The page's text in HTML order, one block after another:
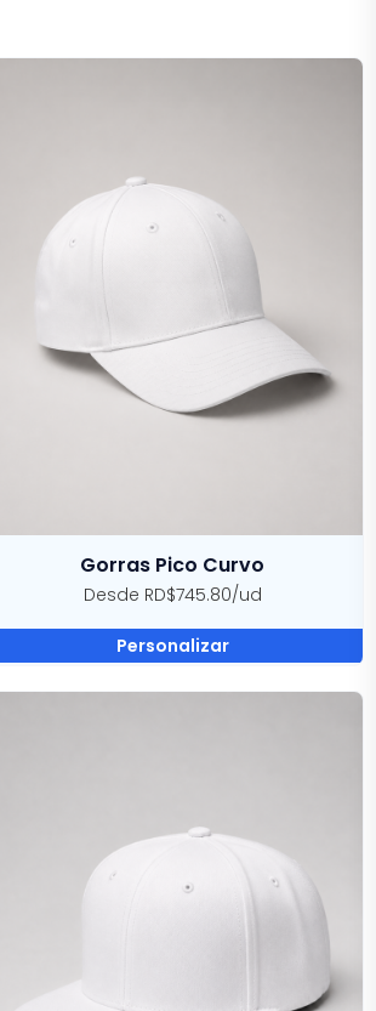
Gorras Pico Curvo
Desde RD$745.80/ud
Personalizar